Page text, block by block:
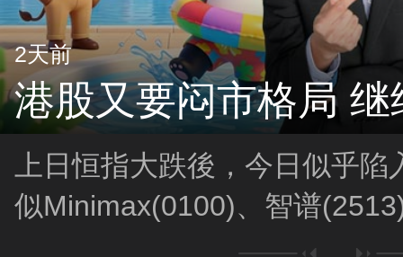
2天前
港股又要闷市格局
上日恒指大跌後，今日似乎
似Minimax(0100)、智谱